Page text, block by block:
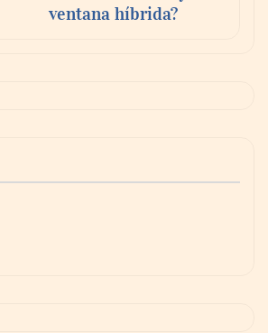
ventana híbrida?